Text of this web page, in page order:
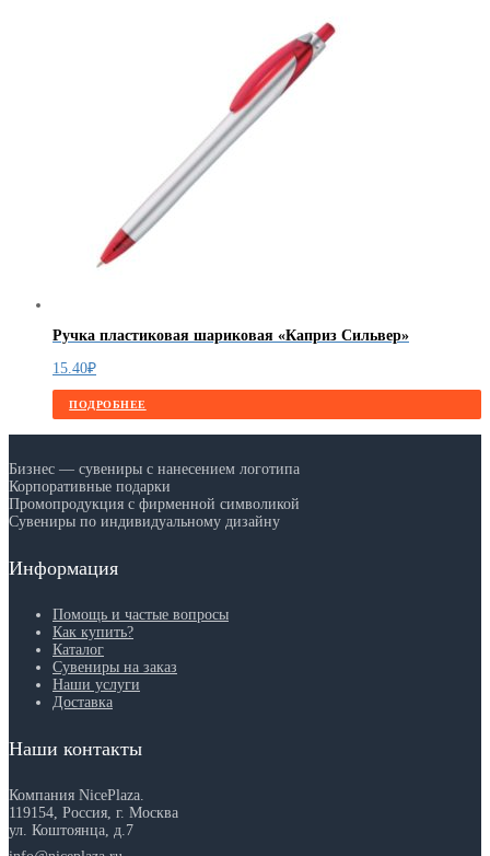
Ручка пластиковая шариковая «Каприз Сильвер»
15.40₽
ПОДРОБНЕЕ
Бизнес — сувениры с нанесением логотипа
Корпоративные подарки
Промопродукция с фирменной символикой
Сувениры по индивидуальному дизайну
Информация
Помощь и частые вопросы
Как купить?
Каталог
Сувениры на заказ
Наши услуги
Доставка
Наши контакты
Компания NicePlaza.
119154, Россия, г. Москва
ул. Коштоянца, д.7